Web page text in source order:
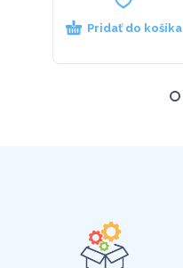
Pridať do košíka